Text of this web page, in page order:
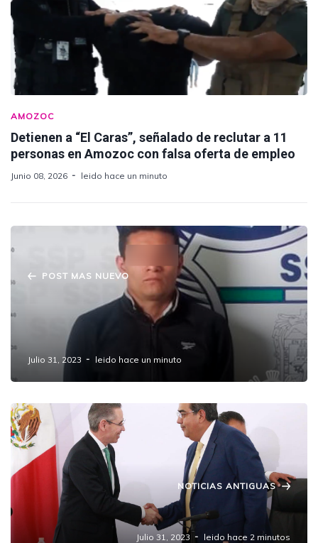
AMOZOC
Detienen a “El Caras”, señalado de reclutar a 11
personas en Amozoc con falsa oferta de empleo
Junio 08, 2026 leido hace un minuto
POST MAS NUEVO
Detiene Policía Estatal a hombre en
posesión de 13 envoltorios con posible
cocaína y cristal
Julio 31, 2023 leido hace un minuto
NOTICIAS ANTIGUAS
Sergio Salomón y el gobierno trashumante
Julio 31, 2023 leido hace 2 minutos